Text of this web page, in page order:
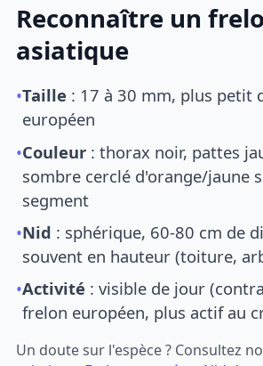
Reconnaître un
asiatique
•Taille : 17 à 30 mm, plus petit
européen
•Couleur : thorax noir, pattes
sombre cerclé d'orange/jaune
segment
•Nid : sphérique, 60-80 cm de
souvent en hauteur (toiture,
•Activité : visible de jour
frelon européen, plus actif au
Un doute sur l'espèce ? Consultez